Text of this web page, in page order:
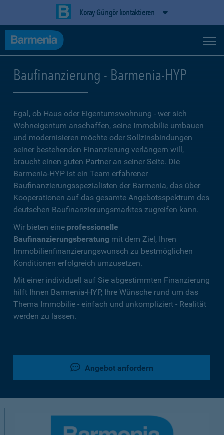
Koray Güngör kontaktieren
Baufinanzierung - Barmenia-HYP
Egal, ob Haus oder Eigentumswohnung - wer sich
Wohneigentum anschaffen, seine Immobilie umbauen
und modernisieren möchte oder Sollzinsbindungen
seiner bestehenden Finanzierung verlängern will,
braucht einen guten Partner an seiner Seite. Die
Barmenia-HYP ist ein Team erfahrener
Baufinanzierungsspezialisten der Barmenia, das über
Kooperationen auf das gesamte Angebotsspektrum des
deutschen Baufinanzierungsmarktes zugreifen kann.
Wir bieten eine professionelle
Baufinanzierungsberatung mit dem Ziel, Ihren
Immobilienfinanzierungswunsch zu bestmöglichen
Konditionen erfolgreich umzusetzen.
Mit einer individuell auf Sie abgestimmten Finanzierung
hilft Ihnen Barmenia-HYP, Ihre Wünsche rund um das
Thema Immobilie - einfach und unkompliziert - Realität
werden zu lassen.
Angebot anfordern